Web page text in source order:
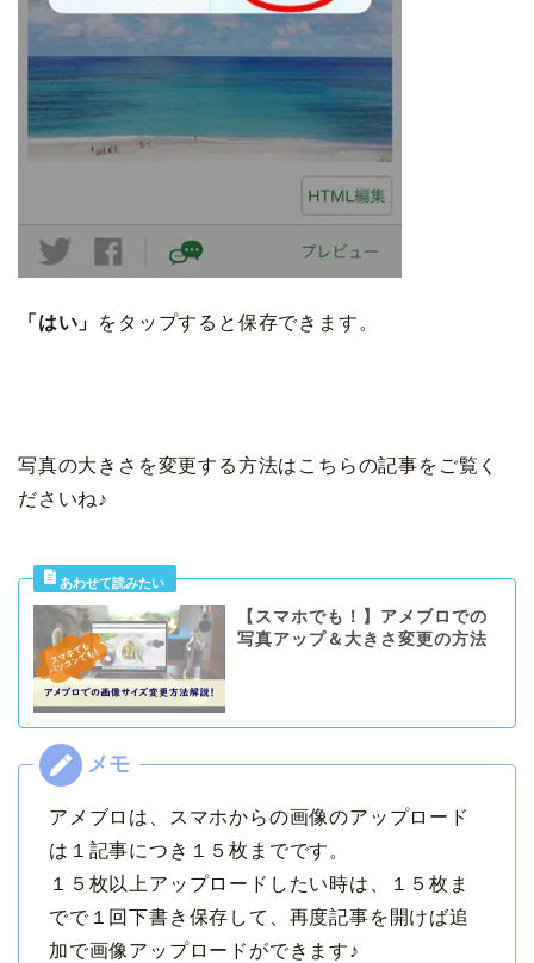
「はい」 をタップすると保存できます。
写真の大きさを変更する方法はこちらの記事をご覧く
ださいね♪
【スマホでも！】アメブロでの
写真アップ＆大きさ変更の方法
アメブロは、スマホからの画像のアップロード
は１記事につき１５枚までです。
１５枚以上アップロードしたい時は、１５枚ま
でで１回下書き保存して、再度記事を開けば追
加で画像アップロードができます♪